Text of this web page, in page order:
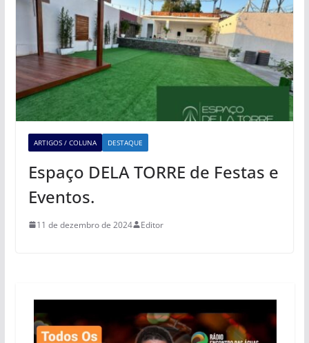
ARTIGOS / COLUNA DESTAQUE
Espaço DELA TORRE de Festas e
Eventos.
11 de dezembro de 2024 Editor